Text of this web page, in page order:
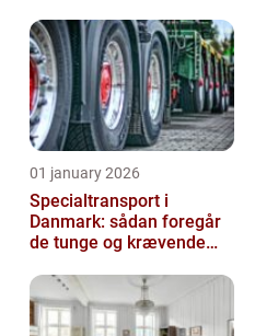
01 january 2026
Specialtransport i
Danmark: sådan foregår
de tunge og krævende